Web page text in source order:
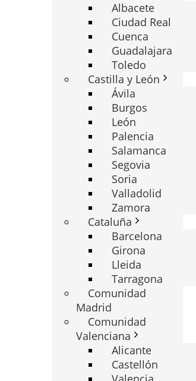
Albacete
Ciudad Real
Cuenca
Guadalajara
Toledo
Castilla y León
Ávila
Burgos
León
Palencia
Salamanca
Segovia
Soria
Valladolid
Zamora
Cataluña
Barcelona
Girona
Lleida
Tarragona
Comunidad
Madrid
Comunidad
Valenciana
Alicante
Castellón